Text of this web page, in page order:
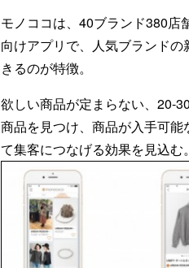
モノココは、40ブランド380店
向けアプリで、人気ブランド
きるのが特徴。
欲しい商品が定まらない、20-
商品を見つけ、商品が入手可
て集客につなげる効果を見込む。